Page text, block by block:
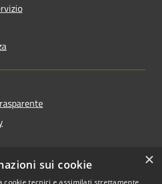
×
sui cookie
cookie tecnici e assimilati strettamente